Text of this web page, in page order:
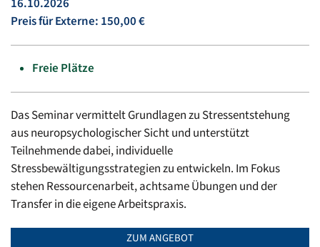
16.10.2026
Preis für Externe: 150,00 €
Freie Plätze
Das Seminar vermittelt Grundlagen zu Stressentstehung
aus neuropsychologischer Sicht und unterstützt
Teilnehmende dabei, individuelle
Stressbewältigungsstrategien zu entwickeln. Im Fokus
stehen Ressourcenarbeit, achtsame Übungen und der
Transfer in die eigene Arbeitspraxis.
ZUM ANGEBOT